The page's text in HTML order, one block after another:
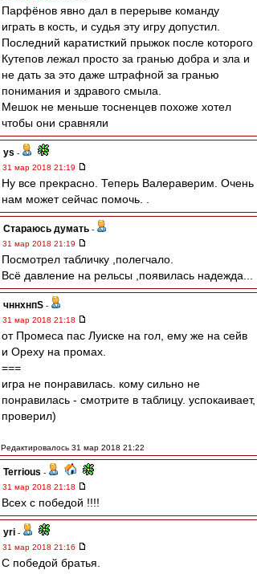
Парфёнов явно дал в перерыве команду
играть в кость, и судья эту игру допустил.
Последний каратисткий прыжок после которого
Кутепов лежал просто за гранью добра и зла и
не дать за это даже штрафной за гранью
понимания и здравого смыла.
Мешок не меньше тосненцев похоже хотел
чтобы они сравняли
ys -
31 мар 2018 21:19
Ну все прекрасно. Теперь Валераверим. Очень
нам может сейчас помочь. .
Стараюсь думать -
31 мар 2018 21:19
Посмотрел табличку ,полегчало.
Всё давление на рельсы ,появилась надежда...
чннхнпS -
31 мар 2018 21:18
от Промеса пас Луиске на гол, ему же на сейв
и Ореху на промах.
===
игра не понравилась. кому сильно не
понравилась - смотрите в таблицу. успокаивает,
проверил)
Редактировалось 31 мар 2018 21:22
Terrious -
31 мар 2018 21:18
Всех с победой !!!!
yri -
31 мар 2018 21:16
С победой братья.